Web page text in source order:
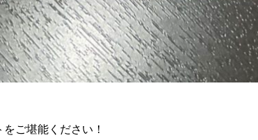
ご堪能ください！